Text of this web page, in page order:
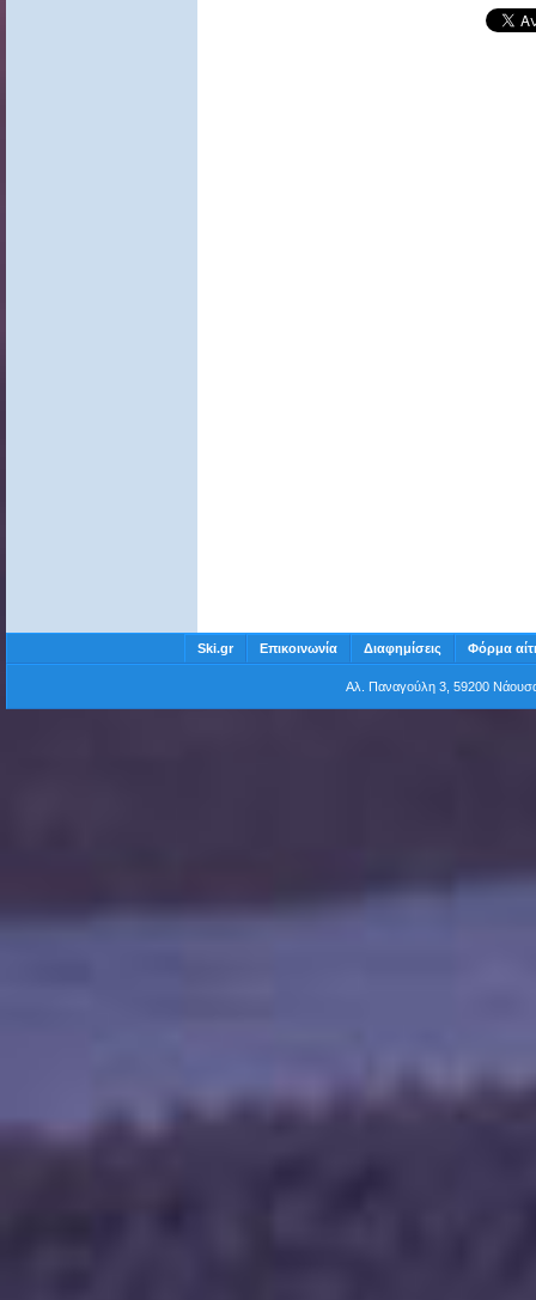
Ski.gr Επικοινωνία Διαφημίσεις Φόρμα
Αλ. Παναγούλη 3, 59200